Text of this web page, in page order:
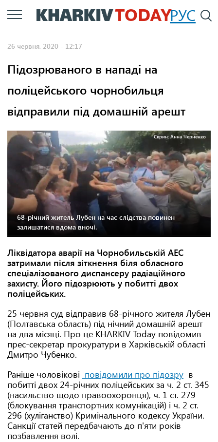
Перейти
до
РУС
26 червня, 2020 - 12:17
Підозрюваного в нападі на
поліцейського чорнобильця
відправили під домашній арешт
Скрин: Анна Черненко
68-річний житель Лубен на час слідства повинен
залишатися вдома вночі.
Ліквідатора аварії на Чорнобильській АЕС
затримали після зіткнення біля обласного
спеціалізованого диспансеру радіаційного
захисту. Його підозрюють у побитті двох
поліцейських.
25 червня суд відправив 68-річного жителя Лубен
(Полтавська область) під нічний домашній арешт
на два місяці. Про це KHARKIV Today повідомив
прес-секретар прокуратури в Харківській області
Дмитро Чубенко.
Раніше чоловікові повідомили про підозру в
побитті двох 24-річних поліцейських за ч. 2 ст. 345
(насильство щодо правоохоронця), ч. 1 ст. 279
(блокування транспортних комунікацій) і ч. 2 ст.
296 (хуліганство) Кримінального кодексу України.
Санкції статей передбачають до п'яти років
позбавлення волі.